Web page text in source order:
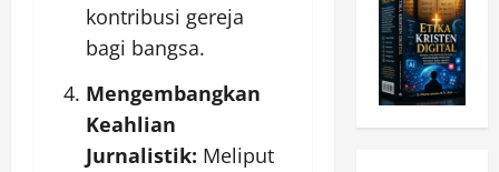
kontribusi gereja
bagi bangsa.
Mengembangkan
Keahlian
Jurnalistik: Meliput